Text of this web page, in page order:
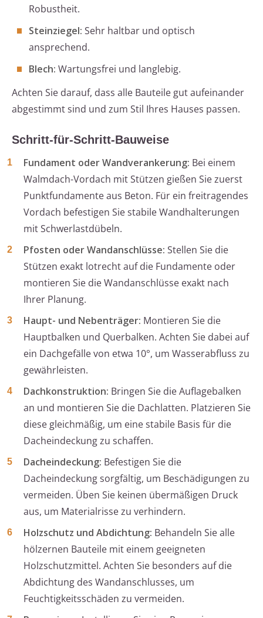
Robustheit.
Steinziegel: Sehr haltbar und optisch
ansprechend.
Blech: Wartungsfrei und langlebig.
Achten Sie darauf, dass alle Bauteile gut aufeinander
abgestimmt sind und zum Stil Ihres Hauses passen.
Schritt-für-Schritt-Bauweise
Fundament oder Wandverankerung: Bei einem
Walmdach-Vordach mit Stützen gießen Sie zuerst
Punktfundamente aus Beton. Für ein freitragendes
Vordach befestigen Sie stabile Wandhalterungen
mit Schwerlastdübeln.
Pfosten oder Wandanschlüsse: Stellen Sie die
Stützen exakt lotrecht auf die Fundamente oder
montieren Sie die Wandanschlüsse exakt nach
Ihrer Planung.
Haupt- und Nebenträger: Montieren Sie die
Hauptbalken und Querbalken. Achten Sie dabei auf
ein Dachgefälle von etwa 10°, um Wasserabfluss zu
gewährleisten.
Dachkonstruktion: Bringen Sie die Auflagebalken
an und montieren Sie die Dachlatten. Platzieren Sie
diese gleichmäßig, um eine stabile Basis für die
Dacheindeckung zu schaffen.
Dacheindeckung: Befestigen Sie die
Dacheindeckung sorgfältig, um Beschädigungen zu
vermeiden. Üben Sie keinen übermäßigen Druck
aus, um Materialrisse zu verhindern.
Holzschutz und Abdichtung: Behandeln Sie alle
hölzernen Bauteile mit einem geeigneten
Holzschutzmittel. Achten Sie besonders auf die
Abdichtung des Wandanschlusses, um
Feuchtigkeitsschäden zu vermeiden.